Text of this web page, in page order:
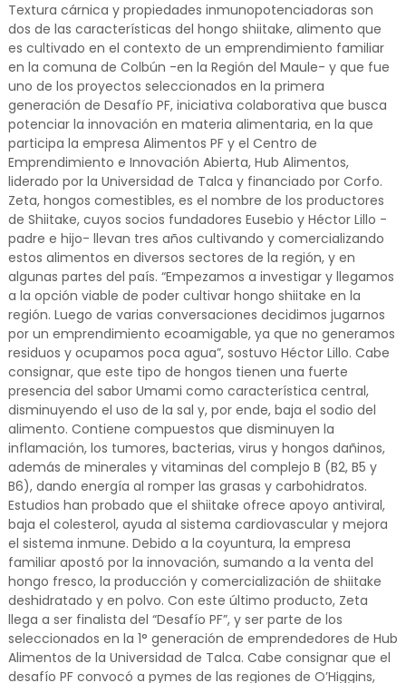
Textura cárnica y propiedades inmunopotenciadoras son
dos de las características del hongo shiitake, alimento que
es cultivado en el contexto de un emprendimiento familiar
en la comuna de Colbún -en la Región del Maule- y que fue
uno de los proyectos seleccionados en la primera
generación de Desafío PF, iniciativa colaborativa que busca
potenciar la innovación en materia alimentaria, en la que
participa la empresa Alimentos PF y el Centro de
Emprendimiento e Innovación Abierta, Hub Alimentos,
liderado por la Universidad de Talca y financiado por Corfo.
Zeta, hongos comestibles, es el nombre de los productores
de Shiitake, cuyos socios fundadores Eusebio y Héctor Lillo -
padre e hijo- llevan tres años cultivando y comercializando
estos alimentos en diversos sectores de la región, y en
algunas partes del país. “Empezamos a investigar y llegamos
a la opción viable de poder cultivar hongo shiitake en la
región. Luego de varias conversaciones decidimos jugarnos
por un emprendimiento ecoamigable, ya que no generamos
residuos y ocupamos poca agua”, sostuvo Héctor Lillo. Cabe
consignar, que este tipo de hongos tienen una fuerte
presencia del sabor Umami como característica central,
disminuyendo el uso de la sal y, por ende, baja el sodio del
alimento. Contiene compuestos que disminuyen la
inflamación, los tumores, bacterias, virus y hongos dañinos,
además de minerales y vitaminas del complejo B (B2, B5 y
B6), dando energía al romper las grasas y carbohidratos.
Estudios han probado que el shiitake ofrece apoyo antiviral,
baja el colesterol, ayuda al sistema cardiovascular y mejora
el sistema inmune. Debido a la coyuntura, la empresa
familiar apostó por la innovación, sumando a la venta del
hongo fresco, la producción y comercialización de shiitake
deshidratado y en polvo. Con este último producto, Zeta
llega a ser finalista del “Desafío PF”, y ser parte de los
seleccionados en la 1° generación de emprendedores de Hub
Alimentos de la Universidad de Talca. Cabe consignar que el
desafío PF convocó a pymes de las regiones de O’Higgins,